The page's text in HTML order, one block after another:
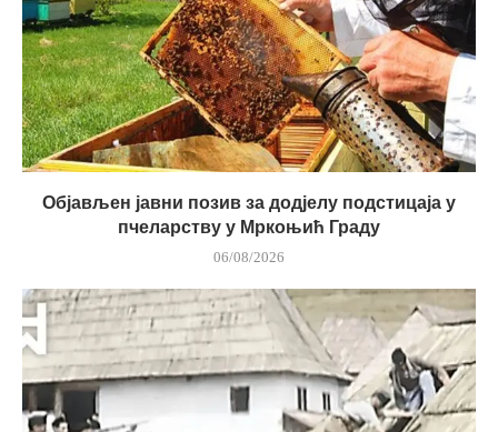
Објављен јавни позив за додјелу подстицаја у
пчеларству у Мркоњић Граду
06/08/2026